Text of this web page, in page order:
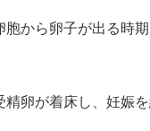
から卵子が出る時期
卵が着床し、妊娠を